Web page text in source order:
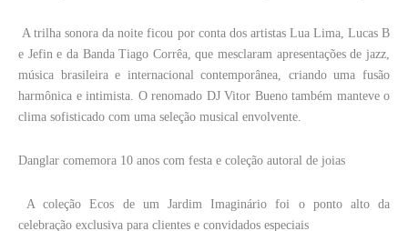
A trilha sonora da noite ficou por conta dos artistas Lua Lima, Lucas B
e Jefin e da Banda Tiago Corrêa, que mesclaram apresentações de jazz,
música brasileira e internacional contemporânea, criando uma fusão
harmônica e intimista. O renomado DJ Vitor Bueno também manteve o
clima sofisticado com uma seleção musical envolvente.
Danglar comemora 10 anos com festa e coleção autoral de joias
A coleção Ecos de um Jardim Imaginário foi o ponto alto da
celebração exclusiva para clientes e convidados especiais